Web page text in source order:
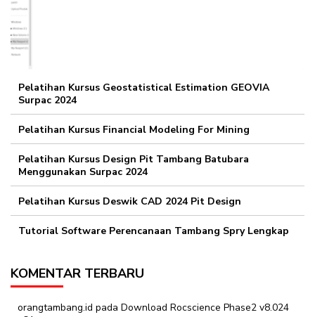
Pelatihan Kursus Geostatistical Estimation GEOVIA
Surpac 2024
Pelatihan Kursus Financial Modeling For Mining
Pelatihan Kursus Design Pit Tambang Batubara
Menggunakan Surpac 2024
Pelatihan Kursus Deswik CAD 2024 Pit Design
Tutorial Software Perencanaan Tambang Spry Lengkap
KOMENTAR TERBARU
orangtambang.id pada Download Rocscience Phase2 v8.024